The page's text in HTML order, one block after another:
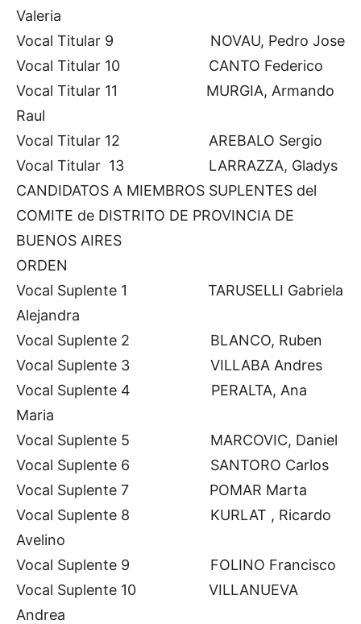
Valeria
Vocal Titular 9 NOVAU, Pedro Jose
Vocal Titular 10 CANTO Federico
Vocal Titular 11 MURGIA, Armando
Raul
Vocal Titular 12 AREBALO Sergio
Vocal Titular 13 LARRAZZA, Gladys
CANDIDATOS A MIEMBROS SUPLENTES del
COMITE de DISTRITO DE PROVINCIA DE
BUENOS AIRES
ORDEN
Vocal Suplente 1 TARUSELLI Gabriela
Alejandra
Vocal Suplente 2 BLANCO, Ruben
Vocal Suplente 3 VILLABA Andres
Vocal Suplente 4 PERALTA, Ana
Maria
Vocal Suplente 5 MARCOVIC, Daniel
Vocal Suplente 6 SANTORO Carlos
Vocal Suplente 7 POMAR Marta
Vocal Suplente 8 KURLAT , Ricardo
Avelino
Vocal Suplente 9 FOLINO Francisco
Vocal Suplente 10 VILLANUEVA
Andrea